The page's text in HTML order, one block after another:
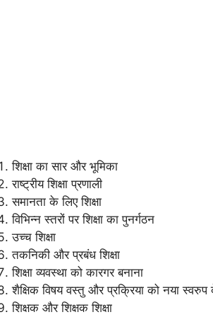
शिक्षा का सार और भूमिका
राष्ट्रीय शिक्षा प्रणाली
समानता के लिए शिक्षा
विभिन्न स्तरों पर शिक्षा का पुनर्गठन
उच्च शिक्षा
तकनिकी और प्रबंध शिक्षा
शिक्षा व्यवस्था को कारगर बनाना
शैक्षिक विषय वस्तु और प्रक्रिया को नया स्वरुप
शिक्षक और शिक्षक शिक्षा